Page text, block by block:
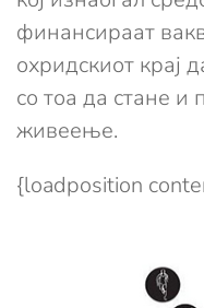
финансираат
охридскиот крај
со тоа да стане и
живеење.
{loadposition